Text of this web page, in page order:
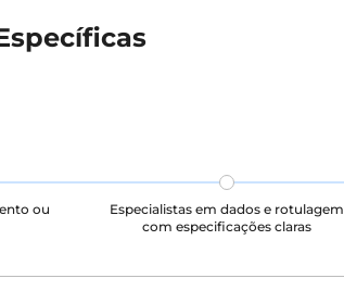
ou
Especialistas em dados e rotulagem
com especificações claras